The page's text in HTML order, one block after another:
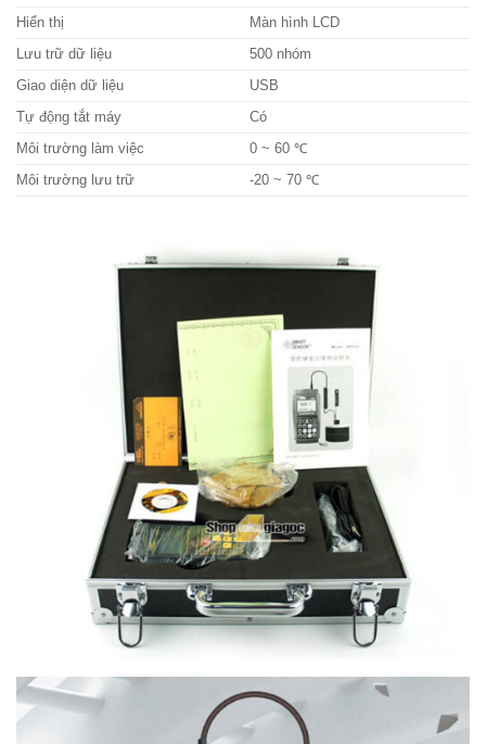
Hiển thị Màn hình LCD
Lưu trữ dữ liệu 500 nhóm
Giao diện dữ liệu USB
Tự động tắt máy Có
Môi trường làm việc 0 ~ 60 ℃
Môi trường lưu trữ -20 ~ 70 ℃